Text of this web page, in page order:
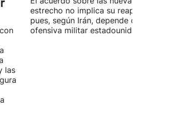
las
estrecho no implica su reapertura,
pues, según Irán, depende de la
ofensiva militar estadounidense-